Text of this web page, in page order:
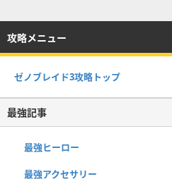
攻略メニュー
ゼノブレイド3攻略トップ
最強記事
最強ヒーロー
最強アクセサリー